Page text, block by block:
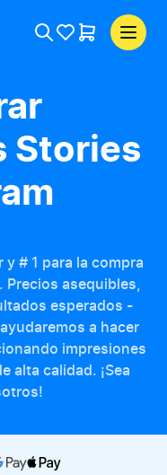
Stories
# 1 para la compra
asequibles,
esperados -
a hacer
impresiones
alta calidad. ¡Sea